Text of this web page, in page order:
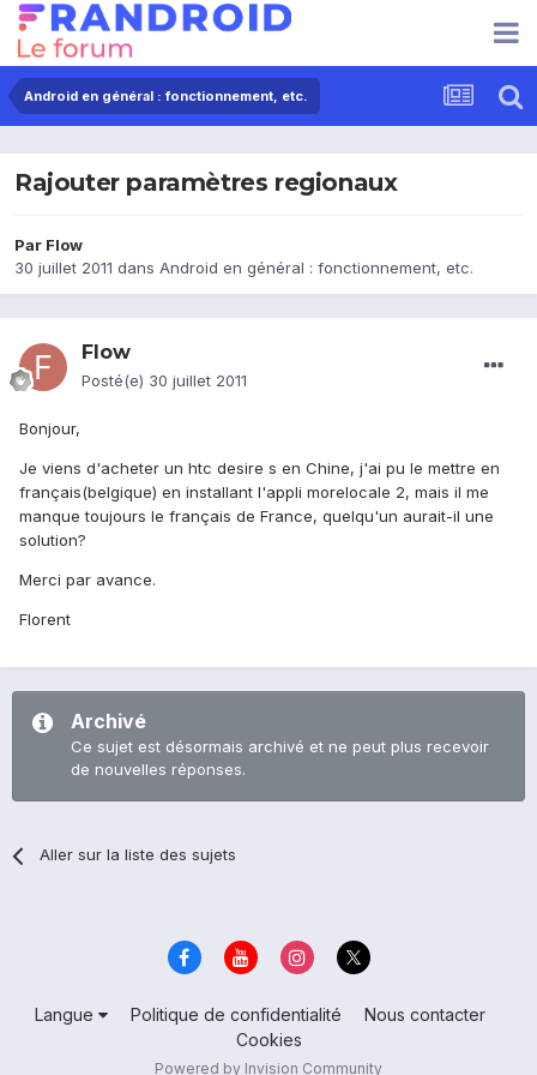
Android en général : fonctionnement, etc.
Rajouter paramètres regionaux
Par Flow
30 juillet 2011 dans Android en général : fonctionnement, etc.
Flow
Posté(e) 30 juillet 2011
Bonjour,
Je viens d'acheter un htc desire s en Chine, j'ai pu le mettre en
français(belgique) en installant l'appli morelocale 2, mais il me
manque toujours le français de France, quelqu'un aurait-il une
solution?
Merci par avance.
Florent
Archivé
Ce sujet est désormais archivé et ne peut plus recevoir
de nouvelles réponses.
Aller sur la liste des sujets
Langue Politique de confidentialité
Nous contacter
Cookies
Powered by Invision Community